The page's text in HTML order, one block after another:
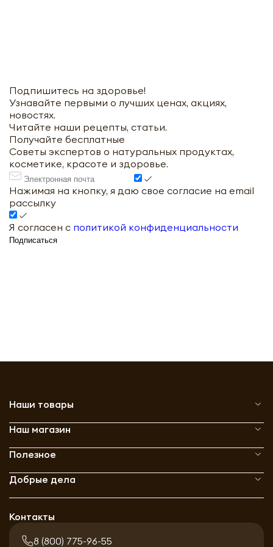
Подпишитесь на здоровье!
Узнавайте первыми о лучших ценах, акциях,
новостях.
Читайте наши рецепты, статьи.
Получайте бесплатные
Советы экспертов о натуральных продуктах,
косметике, красоте и здоровье.
Нажимая на кнопку, я даю свое согласие на email
рассылку
Я согласен с политикой конфиденциальности
Подписаться
Наши товары
Наш магазин
Полезное
Добрые дела
Контакты
8 (800) 775-96-55